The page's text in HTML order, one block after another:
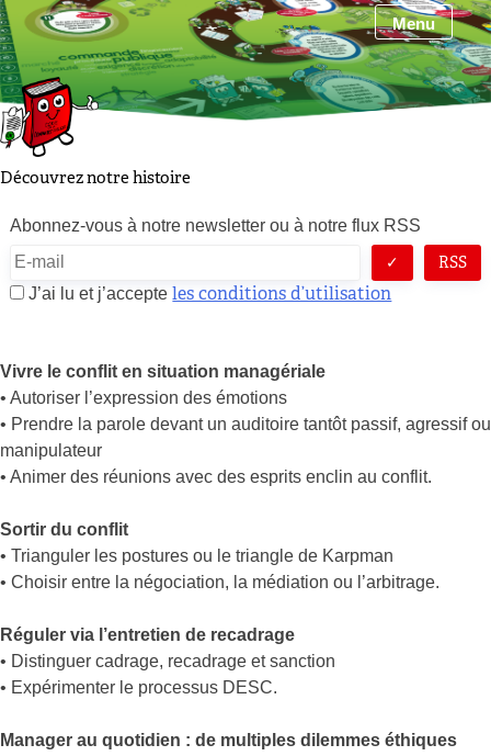
Skip
to
content
Menu
Découvrez notre histoire
Abonnez-vous à notre newsletter ou à notre flux RSS
RSS
J’ai lu et j’accepteles conditions d’utilisation
Vivre le conflit en situation managériale
• Autoriser l’expression des émotions
• Prendre la parole devant un auditoire tantôt passif, agressif ou
manipulateur
• Animer des réunions avec des esprits enclin au conflit.
Sortir du conflit
• Trianguler les postures ou le triangle de Karpman
• Choisir entre la négociation, la médiation ou l’arbitrage.
Réguler via l’entretien de recadrage
• Distinguer cadrage, recadrage et sanction
• Expérimenter le processus DESC.
Manager au quotidien : de multiples dilemmes éthiques